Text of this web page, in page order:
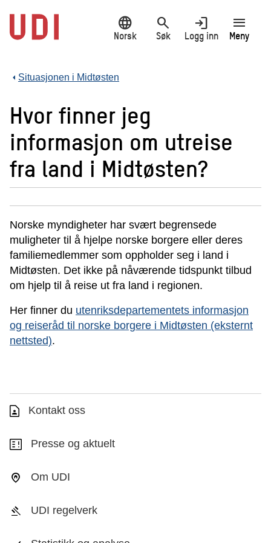
hovedinnhold
language
Norsk
search
Søk
login
Logg inn
menu
Meny
Situasjonen i Midtøsten
Hvor finner jeg
informasjon om utreise
fra land i Midtøsten?
Norske myndigheter har svært begrensede
muligheter til å hjelpe norske borgere eller deres
familiemedlemmer som oppholder seg i land i
Midtøsten. Det ikke på nåværende tidspunkt tilbud
om hjelp til å reise ut fra land i regionen.
Her finner du utenriksdepartementets informasjon
og reiseråd til norske borgere i Midtøsten (eksternt
nettsted).
Kontakt oss
Presse og aktuelt
Om UDI
UDI regelverk